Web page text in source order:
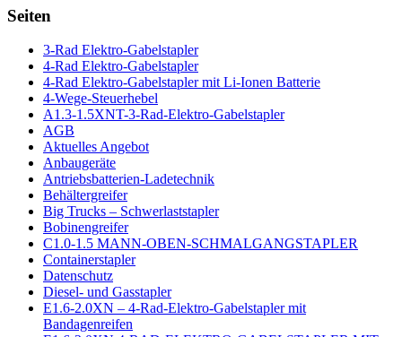
Seiten
3-Rad Elektro-Gabelstapler
4-Rad Elektro-Gabelstapler
4-Rad Elektro-Gabelstapler mit Li-Ionen Batterie
4-Wege-Steuerhebel
A1.3-1.5XNT-3-Rad-Elektro-Gabelstapler
AGB
Aktuelles Angebot
Anbaugeräte
Antriebsbatterien-Ladetechnik
Behältergreifer
Big Trucks – Schwerlaststapler
Bobinengreifer
C1.0-1.5 MANN-OBEN-SCHMALGANGSTAPLER
Containerstapler
Datenschutz
Diesel- und Gasstapler
E1.6-2.0XN – 4-Rad-Elektro-Gabelstapler mit
Bandagenreifen